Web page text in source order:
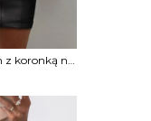
Sukienka mini z gorsetem z koronką na zamek